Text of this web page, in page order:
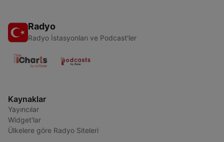
Radyo
Radyo İstasyonları ve Podcast'ler
Kaynaklar
Yayıncılar
Widget'lar
Ülkelere göre Radyo Siteleri